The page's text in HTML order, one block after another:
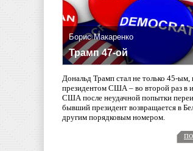
Борис Макаренко
Трамп 47-ой
Дональд Трамп стал не только 45-
президентом США – во второй раз в
США после неудачной попытки
бывший президент возвращается в
другим порядковым номером.